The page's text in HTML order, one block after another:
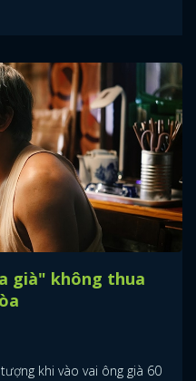
già" không thua
khi vào vai ông già 60